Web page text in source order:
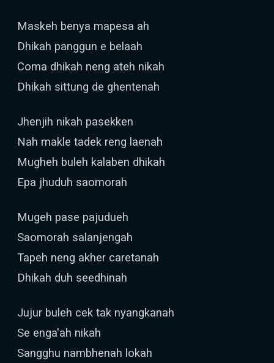
Maskeh benya mapesa ah
Dhikah panggun e belaah
Coma dhikah neng ateh nikah
Dhikah sittung de ghentenah
Jhenjih nikah pasekken
Nah makle tadek reng laenah
Mugheh buleh kalaben dhikah
Epa jhuduh saomorah
Mugeh pase pajudueh
Saomorah salanjengah
Tapeh neng akher caretanah
Dhikah duh seedhinah
Jujur buleh cek tak nyangkanah
Se enga'ah nikah
Sangghu nambhenah lokah